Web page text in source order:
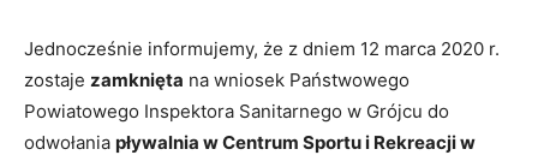
Jednocześnie informujemy, że z dniem 12 marca 2020 r.
zostaje zamknięta na wniosek Państwowego
Powiatowego Inspektora Sanitarnego w Grójcu do
odwołania pływalnia w Centrum Sportu i Rekreacji w